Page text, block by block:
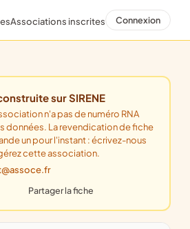
Associations inscrites Connexion
sur SIRENE
données. La revendication de fiche
un pour l'instant : écrivez-nous
cette association.
Partager la fiche